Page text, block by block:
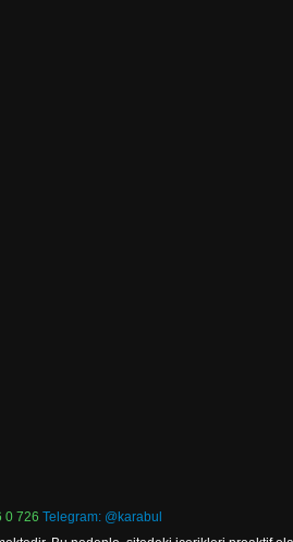
0 726 Telegram: @karabul